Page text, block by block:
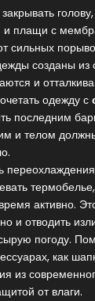
и плащи с
сильных
созданы
и
одежду с
последним
и телом
активно.
и отводить
погоду.
как
из
от влаги.